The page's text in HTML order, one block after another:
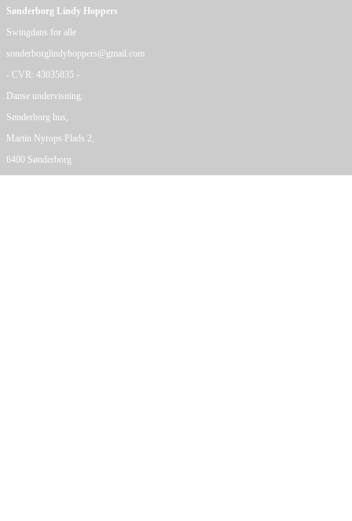
Sønderborg Lindy Hoppers
Swingdans for alle
sonderborglindyhoppers@gmail.com
- CVR: 43035835 -
Danse undervisning:
Sønderborg hus,
Martin Nyrops Plads 2,
6400 Sønderborg